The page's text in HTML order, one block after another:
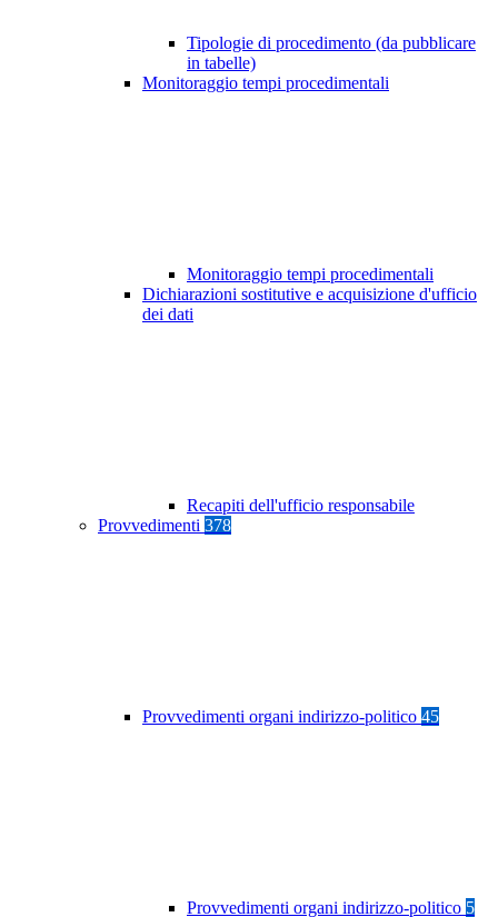
Tipologie di procedimento (da pubblicare
in tabelle)
Monitoraggio tempi procedimentali
Monitoraggio tempi procedimentali
Dichiarazioni sostitutive e acquisizione d'ufficio
dei dati
Recapiti dell'ufficio responsabile
Provvedimenti 378
Provvedimenti organi indirizzo-politico 45
Provvedimenti organi indirizzo-politico 5